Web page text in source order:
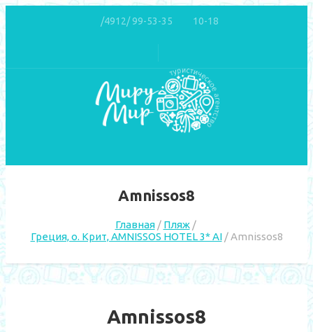
/4912/ 99-53-35 10-18
Amnissos8
Главная
Пляж
Греция, о. Крит, AMNISSOS HOTEL 3* AI
Amnissos8
Amnissos8